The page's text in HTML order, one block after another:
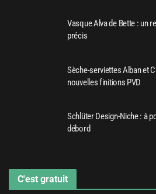
Vasque Alva de Bette : un
précis
Sèche-serviettes Alban et
nouvelles finitions PVD
Schlüter Design-Niche : à
débord
C'est gratuit